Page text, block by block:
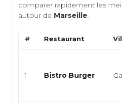
comparer rapidement les
autour de Marseille.
# Restaurant
1 Bistro Burger